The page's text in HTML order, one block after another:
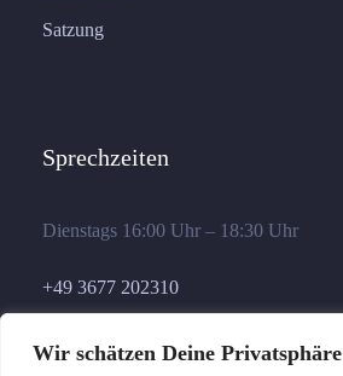
Wir schätzen Deine Privatsphäre
Satzung
Sprechzeiten
Dienstags 16:00 Uhr – 18:30 Uhr
+49 3677 202310
geschaeftsstelle@germania-ilmenau.de